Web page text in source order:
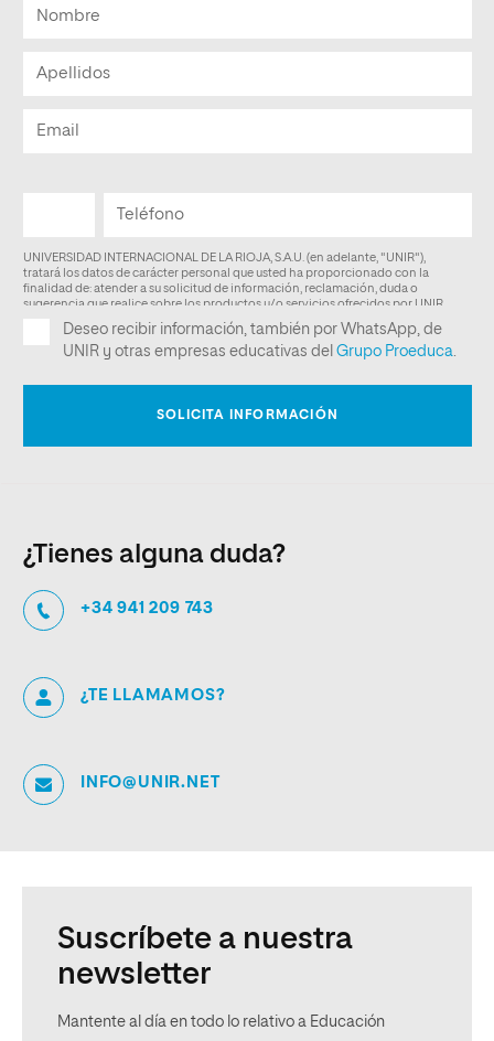
¿Tienes alguna duda?
+34 941 209 743
¿TE LLAMAMOS?
INFO@UNIR.NET
Suscríbete a nuestra
newsletter
Mantente al día en todo lo relativo a Educación